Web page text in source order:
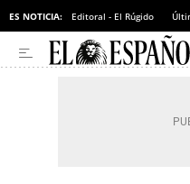
ES NOTICIA: Editoral - El Rúgido